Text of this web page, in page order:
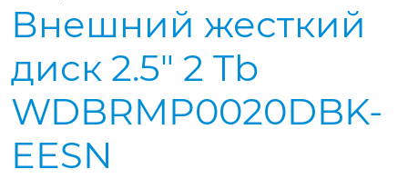
Внешний жесткий
диск 2.5" 2 Tb
WDBRMP0020DBK-
EESN